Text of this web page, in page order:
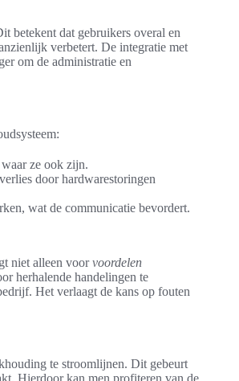
betekent dat gebruikers overal en
verbetert. De integratie met
om de administratie en
ze ook zijn.
door hardwarestoringen
wat de communicatie bevordert.
niet alleen voorvoordelen
herhalende handelingen te
Het verlaagt de kans op fouten
te stroomlijnen. Dit gebeurt
Hierdoor kan men profiteren van de